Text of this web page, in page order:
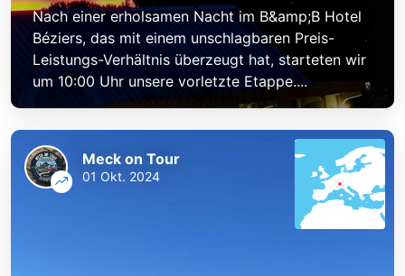
Nach einer erholsamen Nacht im B&amp;B Hotel
Béziers, das mit einem unschlagbaren Preis-
Leistungs-Verhältnis überzeugt hat, starteten wir
um 10:00 Uhr unsere vorletzte Etappe....
Meck on Tour
01 Okt. 2024